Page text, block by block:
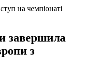
на чемпіонаті
завершила
з